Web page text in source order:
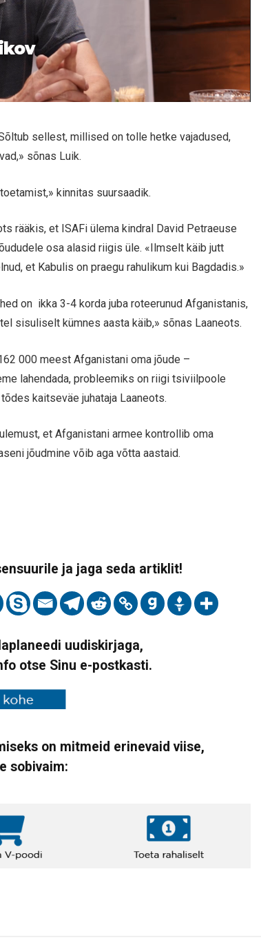
sellest, millised on tolle hetke vajadused,
sõnas Luik.
kinnitas suursaadik.
rääkis, et ISAFi ülema kindral David Petraeuse
osa alasid riigis üle. «Ilmselt käib jutt
et Kabulis on praegu rahulikum kui Bagdadis.»
on ikka 3-4 korda juba roteerunud Afganistanis,
sisuliselt kümnes aasta käib,» sõnas Laaneots.
000 meest Afganistani oma jõude –
lahendada, probleemiks on riigi tsiviilpoole
kaitseväe juhataja Laaneots.
et Afganistani armee kontrollib oma
jõudmine võib aga võtta aastaid.
ja jaga seda artiklit!
uudiskirjaga,
otse Sinu e-postkasti.
on mitmeid erinevaid viise,
sobivaim: